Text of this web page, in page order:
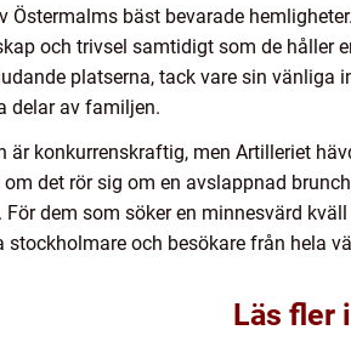
Östermalms bäst bevarade
och trivsel samtidigt som de håller
platserna, tack vare sin
delar av familjen.
är konkurrenskraftig, men Artilleriet
det rör sig om en avslappnad
dem som söker en minnesvärd
och besökare från hela
Läs fler